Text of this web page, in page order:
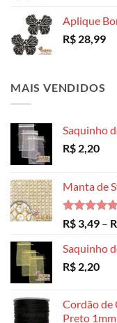
Aplique
R$ 28,99
MAIS VENDIDOS
Saquinho
R$ 2,20
Manta de
Avaliação
5.00
de 5
R$ 3,49 –
Saquinho
R$ 2,20
Cordão de
Preto 1mm